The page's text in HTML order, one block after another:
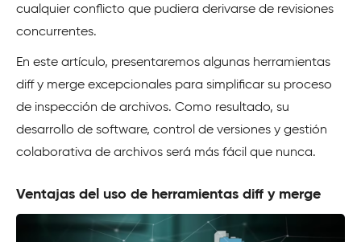
cualquier conflicto que pudiera derivarse de revisiones
concurrentes.
En este artículo, presentaremos algunas herramientas
diff y merge excepcionales para simplificar su proceso
de inspección de archivos. Como resultado, su
desarrollo de software, control de versiones y gestión
colaborativa de archivos será más fácil que nunca.
Ventajas del uso de herramientas diff y merge